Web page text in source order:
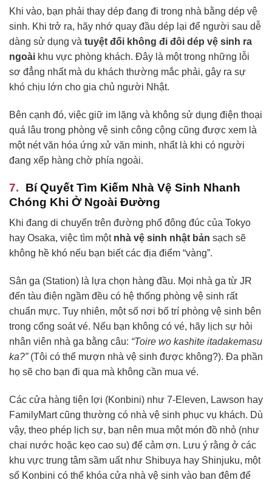
Khi vào, bạn phải thay dép đang đi trong nhà bằng dép vệ
sinh. Khi trở ra, hãy nhớ quay đầu dép lại để người sau dễ
dàng sử dụng và tuyệt đối không đi đôi dép vệ sinh ra
ngoài khu vực phòng khách. Đây là một trong những lỗi
sơ đẳng nhất mà du khách thường mắc phải, gây ra sự
khó chịu lớn cho gia chủ người Nhật.
Bên cạnh đó, việc giữ im lặng và không sử dụng điện thoại
quá lâu trong phòng vệ sinh công cộng cũng được xem là
một nét văn hóa ứng xử văn minh, nhất là khi có người
đang xếp hàng chờ phía ngoài.
Bí Quyết Tìm Kiếm Nhà Vệ Sinh Nhanh
Chóng Khi Ở Ngoài Đường
Khi đang di chuyển trên đường phố đông đúc của Tokyo
hay Osaka, việc tìm một nhà vệ sinh nhật bản sạch sẽ
không hề khó nếu bạn biết các địa điểm “vàng”.
Sân ga (Station) là lựa chọn hàng đầu. Mọi nhà ga từ JR
đến tàu điện ngầm đều có hệ thống phòng vệ sinh rất
chuẩn mực. Tuy nhiên, một số nơi bố trí phòng vệ sinh bên
trong cổng soát vé. Nếu bạn không có vé, hãy lịch sự hỏi
nhân viên nhà ga bằng câu: “Toire wo kashite itadakemasu
ka?”(Tôi có thể mượn nhà vệ sinh được không?). Đa phần
họ sẽ cho bạn đi qua mà không cần mua vé.
Các cửa hàng tiện lợi (Konbini) như 7-Eleven, Lawson hay
FamilyMart cũng thường có nhà vệ sinh phục vụ khách. Dù
vậy, theo phép lịch sự, bạn nên mua một món đồ nhỏ (như
chai nước hoặc kẹo cao su) để cảm ơn. Lưu ý rằng ở các
khu vực trung tâm sầm uất như Shibuya hay Shinjuku, một
số Konbini có thể khóa cửa nhà vệ sinh vào ban đêm để